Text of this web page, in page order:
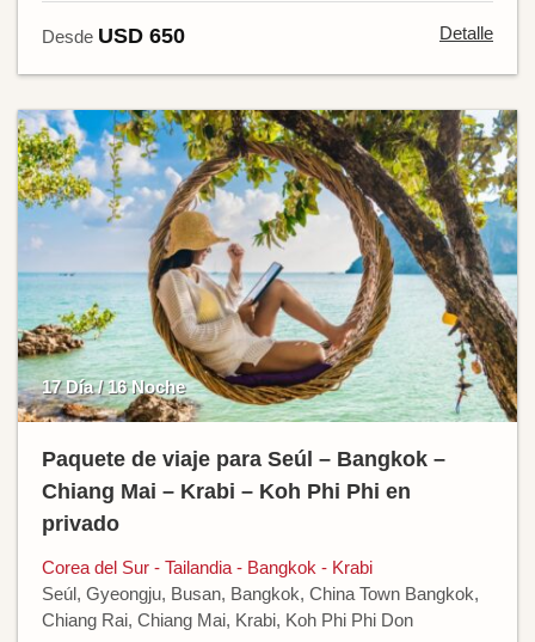
Desde USD 650 Detalle
17 Día / 16 Noche
Paquete de viaje para Seúl – Bangkok –
Chiang Mai – Krabi – Koh Phi Phi en
privado
Corea del Sur - Tailandia - Bangkok - Krabi
Seúl, Gyeongju, Busan, Bangkok, China Town Bangkok,
Chiang Rai, Chiang Mai, Krabi, Koh Phi Phi Don